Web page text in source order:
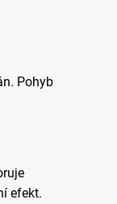
Pohyb
efekt.